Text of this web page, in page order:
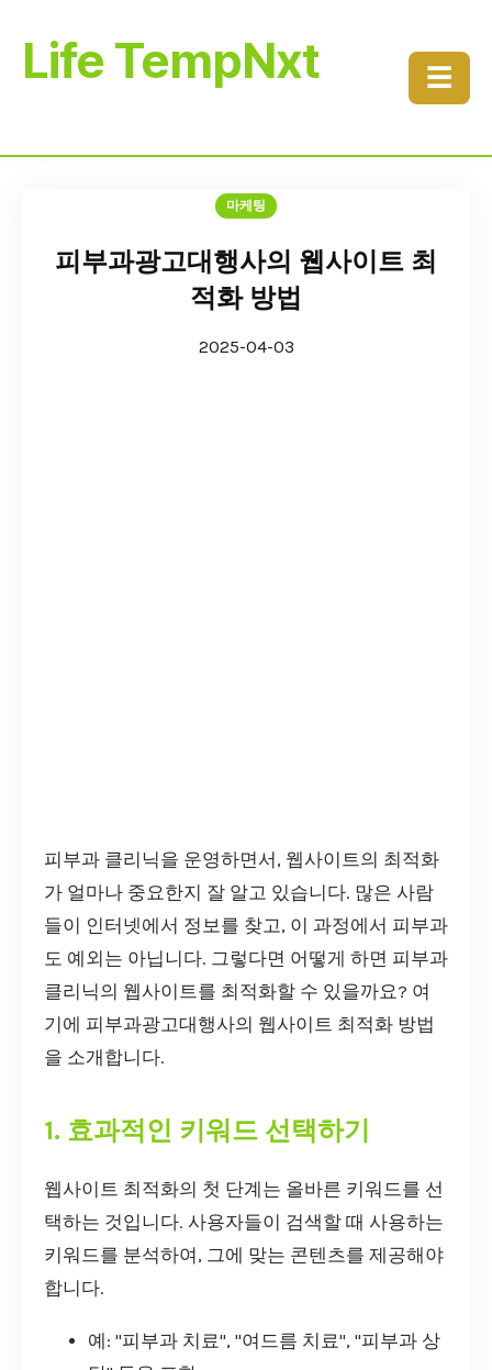
Life TempNxt ☰
마케팅
피부과광고대행사의 웹사이트 최
적화 방법
2025-04-03
피부과 클리닉을 운영하면서, 웹사이트의 최적화
가 얼마나 중요한지 잘 알고 있습니다. 많은 사람
들이 인터넷에서 정보를 찾고, 이 과정에서 피부과
도 예외는 아닙니다. 그렇다면 어떻게 하면 피부과
클리닉의 웹사이트를 최적화할 수 있을까요? 여
기에 피부과광고대행사의 웹사이트 최적화 방법
을 소개합니다.
1. 효과적인 키워드 선택하기
웹사이트 최적화의 첫 단계는 올바른 키워드를 선
택하는 것입니다. 사용자들이 검색할 때 사용하는
키워드를 분석하여, 그에 맞는 콘텐츠를 제공해야
합니다.
예: "피부과 치료", "여드름 치료", "피부과 상